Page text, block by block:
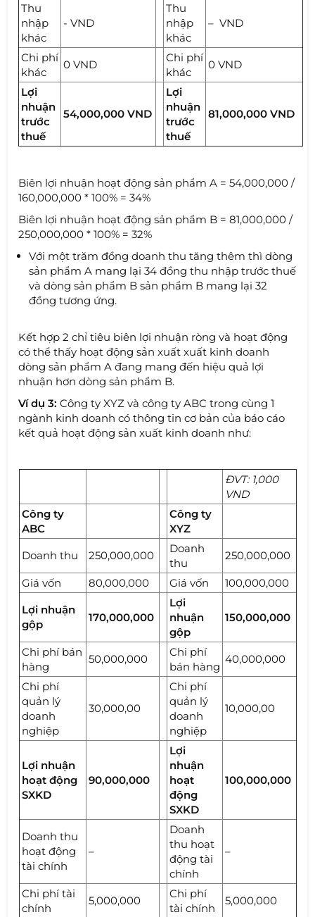
Thu
nhập
khác
- VND
Thu
nhập
khác
– VND
Chi phí
khác
0 VND
Chi phí
khác
0 VND
Lợi
nhuận
trước
thuế
54,000,000 VND
Lợi
nhuận
trước
thuế
81,000,000 VND
Biên lợi nhuận hoạt động sản phẩm A = 54,000,000 /
160,000,000 * 100% = 34%
Biên lợi nhuận hoạt động sản phẩm B = 81,000,000 /
250,000,000 * 100% = 32%
Với một trăm đồng doanh thu tăng thêm thì dòng
sản phẩm A mang lại 34 đồng thu nhập trước thuế
và dòng sản phẩm B sản phẩm B mang lại 32
đồng tương ứng.
Kết hợp 2 chỉ tiêu biên lợi nhuận ròng và hoạt động
có thể thấy hoạt động sản xuất xuất kinh doanh
dòng sản phẩm A đang mang đến hiệu quả lợi
nhuận hơn dòng sản phẩm B.
Ví dụ 3: Công ty XYZ và công ty ABC trong cùng 1
ngành kinh doanh có thông tin cơ bản của báo cáo
kết quả hoạt động sản xuất kinh doanh như:
ĐVT: 1,000
VND
Công ty
ABC
Công ty
XYZ
Doanh thu
250,000,000
Doanh
thu
250,000,000
Giá vốn 80,000,000 Giá vốn
100,000,000
Lợi nhuận
gộp
170,000,000
Lợi
nhuận
gộp
150,000,000
Chi phí bán
hàng
50,000,000
Chi phí
bán hàng
40,000,000
Chi phí
quản lý
doanh
nghiệp
30,000,00
Chi phí
quản lý
doanh
nghiệp
10,000,00
Lợi nhuận
hoạt động
SXKD
90,000,000
Lợi
nhuận
hoạt
động
SXKD
100,000,000
Doanh thu
hoạt động
tài chính
–
Doanh
thu hoạt
động tài
chính
–
Chi phí tài
chính
5,000,000
Chi phí
tài chính
5,000,000